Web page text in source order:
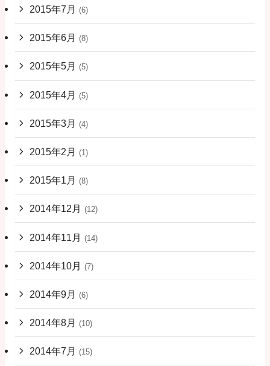
2015年7月 (6)
2015年6月 (8)
2015年5月 (5)
2015年4月 (5)
2015年3月 (4)
2015年2月 (1)
2015年1月 (8)
2014年12月 (12)
2014年11月 (14)
2014年10月 (7)
2014年9月 (6)
2014年8月 (10)
2014年7月 (15)